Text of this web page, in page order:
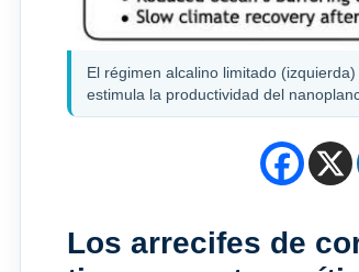
El régimen alcalino limitado
estimula la productividad del
Los arrecifes de